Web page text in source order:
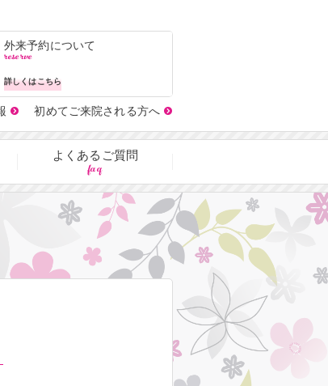
外来予約について
reserve
詳しくはこちら
初めてご来院される方へ
よくあるご質問
faq